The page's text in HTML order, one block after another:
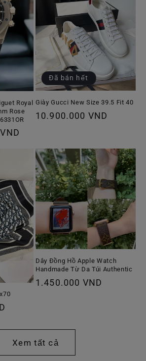
Royal
Rose
Đã bán hết
Giày Gucci New Size 39.5 Fit 40
Giá
10.900.000 VND
Dây Đồng Hồ Apple Watch
Handmade Từ Da Túi Authentic
Giá
1.450.000 VND
Xem tất cả